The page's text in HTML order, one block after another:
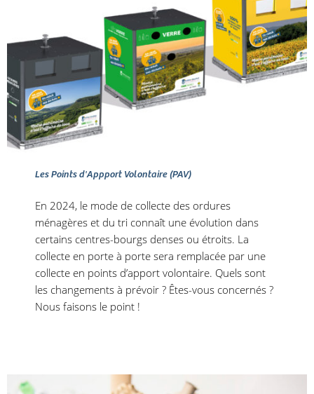
Les Points d'Appport Volontaire (PAV)
En 2024, le mode de collecte des ordures
ménagères et du tri connaît une évolution dans
certains centres-bourgs denses ou étroits. La
collecte en porte à porte sera remplacée par une
collecte en points d’apport volontaire. Quels sont
les changements à prévoir ? Êtes-vous concernés ?
Nous faisons le point !